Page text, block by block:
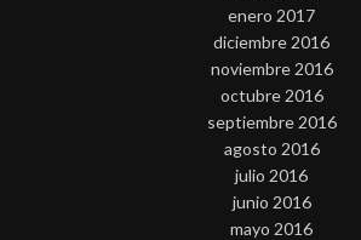
enero 2017
diciembre 2016
noviembre 2016
octubre 2016
septiembre 2016
agosto 2016
julio 2016
junio 2016
mayo 2016